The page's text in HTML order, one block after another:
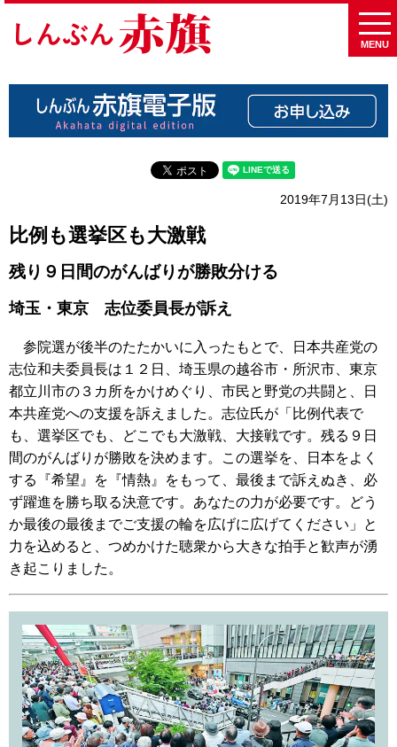
MENU
2019年7月13日(土)
比例も選挙区も大激戦
残り９日間のがんばりが勝敗分ける
埼玉・東京 志位委員長が訴え
参院選が後半のたたかいに入ったもとで、日本共産党の
志位和夫委員長は１２日、埼玉県の越谷市・所沢市、東京
都立川市の３カ所をかけめぐり、市民と野党の共闘と、日
本共産党への支援を訴えました。志位氏が「比例代表で
も、選挙区でも、どこでも大激戦、大接戦です。残る９日
間のがんばりが勝敗を決めます。この選挙を、日本をよく
する『希望』を『情熱』をもって、最後まで訴えぬき、必
ず躍進を勝ち取る決意です。あなたの力が必要です。どう
か最後の最後までご支援の輪を広げに広げてください」と
力を込めると、つめかけた聴衆から大きな拍手と歓声が湧
き起こりました。